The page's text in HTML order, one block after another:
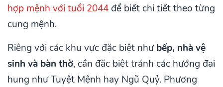
hợp mệnh với tuổi 2044 để biết chi tiết theo từng
cung mệnh.
Riêng với các khu vực đặc biệt nhưbếp, nhà vệ
sinh và bàn thờ, cần đặc biệt tránh các hướng đại
hung như Tuyệt Mệnh hay Ngũ Quỷ. Phương